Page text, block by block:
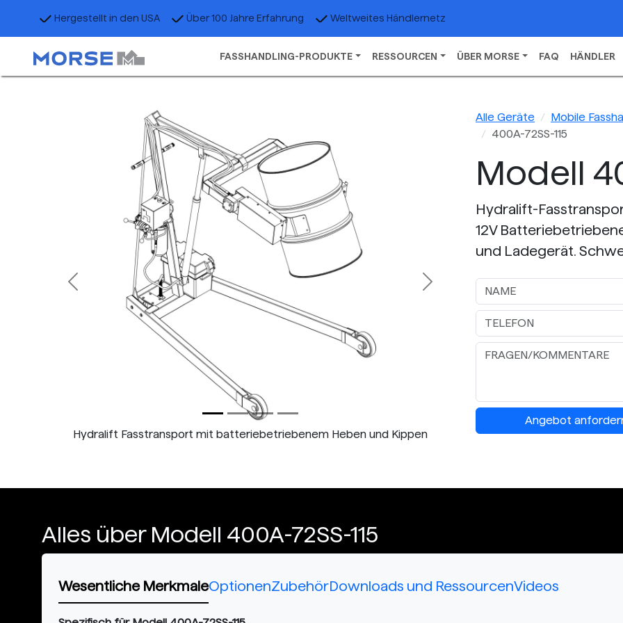
Hergestellt in den USA Über 100 Jahre Erfahrung Weltweites Händlernetz
FASSHANDLING-PRODUKTE RESSOURCEN ÜBER MORSE FAQ HÄNDLER
Hydralift Fasstransport mit batteriebetriebenem Heben und Kippen
Previous Next
Alle Geräte
Mobile
400A-72SS-115
Modell
Hydralift-
12V
und Ladegerät.
Angebot
Alles über Modell 400A-72SS-115
Wesentliche MerkmaleOptionenZubehörDownloads und RessourcenVideos